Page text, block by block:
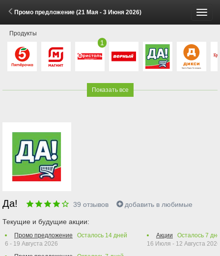
Промо предложение (21 Мая - 3 Июня 2026)
Продукты
1
Показать все
Да! 39 отзывов добавить в любимые
Текущие и будущие акции:
Промо предложение Осталось 14 дней
6 - 19 Августа 2026
Акции Осталось 7
16 Июля - 12 Августа 2026